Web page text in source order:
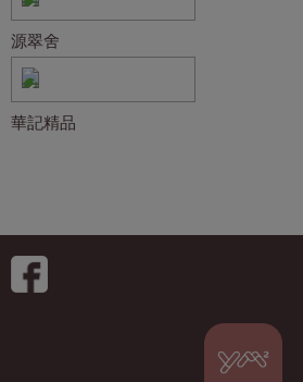
源翠舍
華記精品